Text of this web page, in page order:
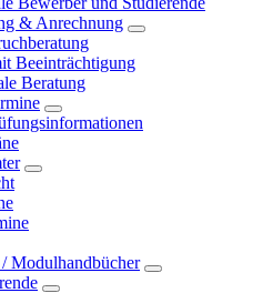
& Anrechnung
Beeinträchtigung
Beratung
Modulhandbücher